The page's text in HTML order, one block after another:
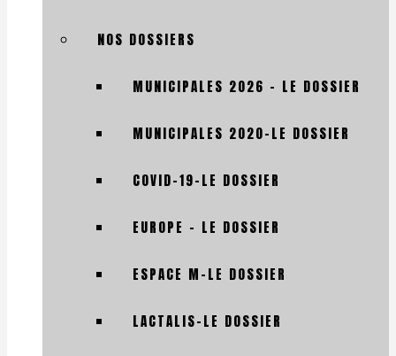
NOS DOSSIERS
MUNICIPALES 2026 – LE DOSSIER
MUNICIPALES 2020-LE DOSSIER
COVID-19-LE DOSSIER
EUROPE – LE DOSSIER
ESPACE M-LE DOSSIER
LACTALIS-LE DOSSIER